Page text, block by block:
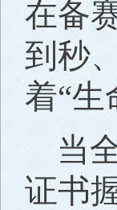
在备
到秒
着“生
当
证书